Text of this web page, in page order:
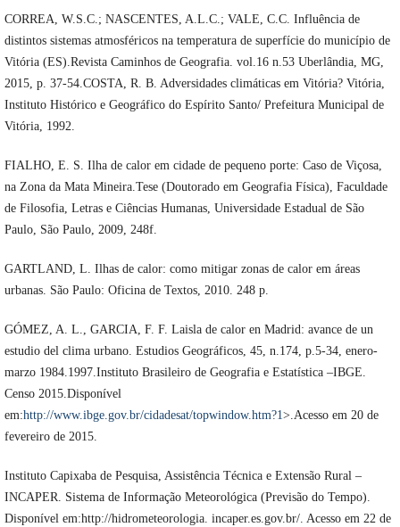
CORREA, W.S.C.; NASCENTES, A.L.C.; VALE, C.C. Influência de
distintos sistemas atmosféricos na temperatura de superfície do município de
Vitória (ES).Revista Caminhos de Geografia. vol.16 n.53 Uberlândia, MG,
2015, p. 37-54.COSTA, R. B. Adversidades climáticas em Vitória? Vitória,
Instituto Histórico e Geográfico do Espírito Santo/ Prefeitura Municipal de
Vitória, 1992.
FIALHO, E. S. Ilha de calor em cidade de pequeno porte: Caso de Viçosa,
na Zona da Mata Mineira.Tese (Doutorado em Geografia Física), Faculdade
de Filosofia, Letras e Ciências Humanas, Universidade Estadual de São
Paulo, São Paulo, 2009, 248f.
GARTLAND, L. Ilhas de calor: como mitigar zonas de calor em áreas
urbanas. São Paulo: Oficina de Textos, 2010. 248 p.
GÓMEZ, A. L., GARCIA, F. F. Laisla de calor en Madrid: avance de un
estudio del clima urbano. Estudios Geográficos, 45, n.174, p.5-34, enero-
marzo 1984.1997.Instituto Brasileiro de Geografia e Estatística –IBGE.
Censo 2015.Disponível
em:http://www.ibge.gov.br/cidadesat/topwindow.htm?1>.Acesso em 20 de
fevereiro de 2015.
Instituto Capixaba de Pesquisa, Assistência Técnica e Extensão Rural –
INCAPER. Sistema de Informação Meteorológica (Previsão do Tempo).
Disponível em:http://hidrometeorologia. incaper.es.gov.br/. Acesso em 22 de